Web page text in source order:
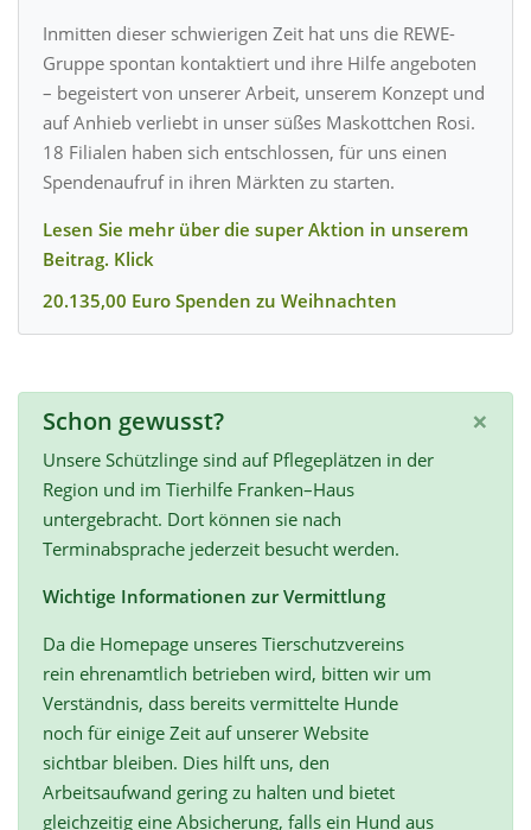
Inmitten dieser schwierigen Zeit hat uns die REWE-
Gruppe spontan kontaktiert und ihre Hilfe angeboten
– begeistert von unserer Arbeit, unserem Konzept und
auf Anhieb verliebt in unser süßes Maskottchen Rosi.
18 Filialen haben sich entschlossen, für uns einen
Spendenaufruf in ihren Märkten zu starten.
Lesen Sie mehr über die super Aktion in unserem
Beitrag. Klick
20.135,00 Euro Spenden zu Weihnachten
×
Schon gewusst?
Unsere Schützlinge sind auf Pflegeplätzen in der
Region und im Tierhilfe Franken–Haus
untergebracht. Dort können sie nach
Terminabsprache jederzeit besucht werden.
Wichtige Informationen zur Vermittlung
Da die Homepage unseres Tierschutzvereins
rein ehrenamtlich betrieben wird, bitten wir um
Verständnis, dass bereits vermittelte Hunde
noch für einige Zeit auf unserer Website
sichtbar bleiben. Dies hilft uns, den
Arbeitsaufwand gering zu halten und bietet
gleichzeitig eine Absicherung, falls ein Hund aus